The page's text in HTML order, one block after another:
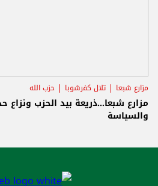
مزارع شبعا تلال كفرشوبا حزب الله
مزارع شبعا…ذريعة بيد الحزب ونزاع
والسياسة